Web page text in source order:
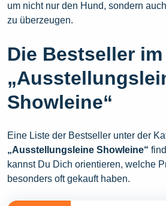
um nicht nur den Hund, sondern
zu überzeugen.
Die Bestseller
Showleine“
Eine Liste der Bestseller unter der
„Ausstellungsleine Showleine“
kannst Du Dich orientieren, welche
besonders oft gekauft haben.